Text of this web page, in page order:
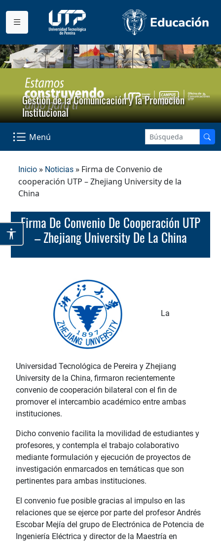
Gestión de la Comunicación y la Promoción
Institucional
Menú
Inicio » Noticias » Firma de Convenio de
cooperación UTP – Zhejiang University de la
China
Firma De Convenio De Cooperación UTP
– Zhejiang University De La China
La
Universidad Tecnológica de Pereira y Zhejiang
University de la China, firmaron recientemente
convenio de cooperación bilateral con el fin de
promover el intercambio académico entre ambas
instituciones.
Dicho convenio facilita la movilidad de estudiantes y
profesores, y contempla el trabajo colaborativo
mediante formulación y ejecución de proyectos de
investigación enmarcados en temáticas que son
pertinentes para ambas instituciones.
El convenio fue posible gracias al impulso en las
relaciones que se ejerce por parte del profesor Andrés
Escobar Mejía del grupo de Electrónica de Potencia de
Ingeniería Eléctrica y director de la Maestría en